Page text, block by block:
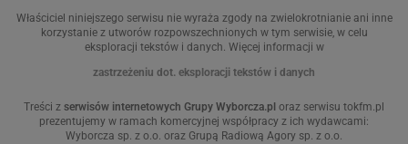
Właściciel niniejszego serwisu nie wyraża zgody na zwielokrotnianie ani inne
korzystanie z utworów rozpowszechnionych w tym serwisie, w celu
eksploracji tekstów i danych. Więcej informacji w
zastrzeżeniu dot. eksploracji tekstów i danych
Treści z serwisów internetowych Grupy Wyborcza.pl oraz serwisu tokfm.pl
prezentujemy w ramach komercyjnej współpracy z ich wydawcami:
Wyborcza sp. z o.o. oraz Grupą Radiową Agory sp. z o.o.